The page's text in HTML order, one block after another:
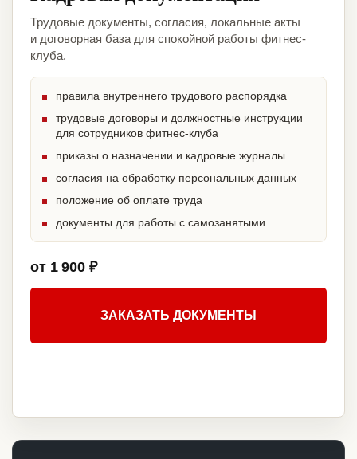
Трудовые документы, согласия, локальные акты
и договорная база для спокойной работы фитнес-
клуба.
правила внутреннего трудового распорядка
трудовые договоры и должностные инструкции
для сотрудников фитнес-клуба
приказы о назначении и кадровые журналы
согласия на обработку персональных данных
положение об оплате труда
документы для работы с самозанятыми
от 1 900 ₽
ЗАКАЗАТЬ ДОКУМЕНТЫ